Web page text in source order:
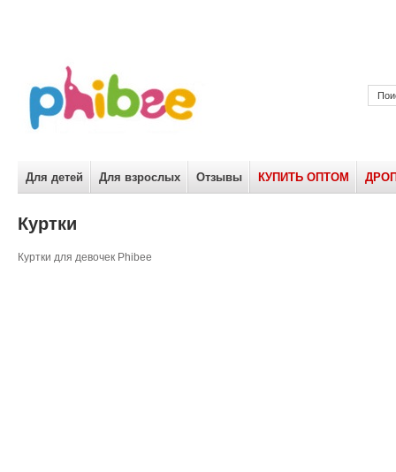
Для детей Для взрослых Отзывы КУПИТЬ ОПТОМ
Куртки
Куртки для девочек Phibee